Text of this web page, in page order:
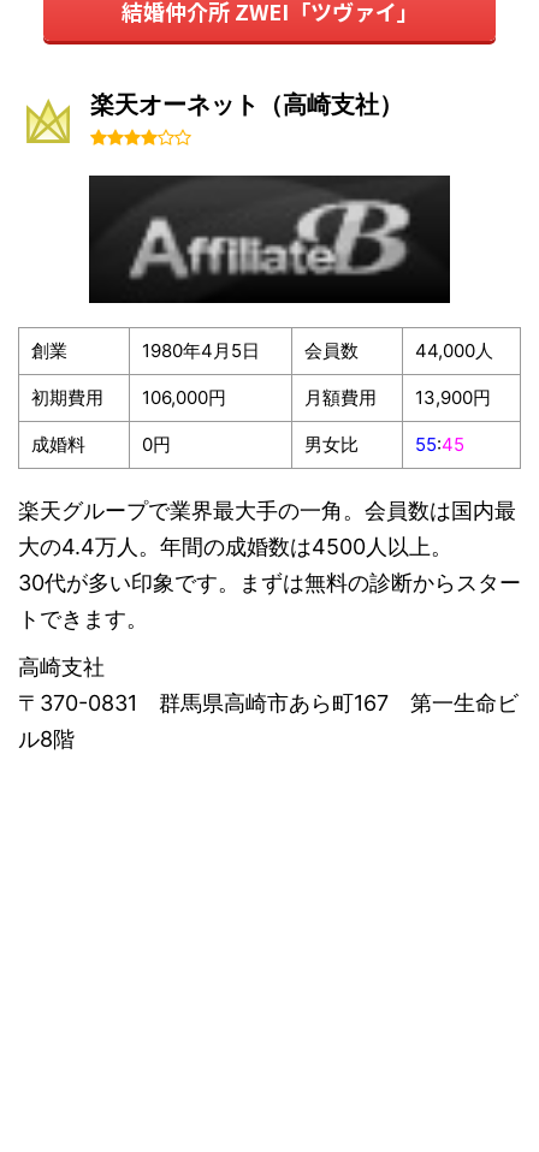
結婚仲介所 ZWEI「ツヴァイ」
楽天オーネット（高崎支社）
創業 1980年4月5日 会員数 44,000人
初期費用 106,000円 月額費用 13,900円
成婚料 0円 男女比 55:45
楽天グループで業界最大手の一角。会員数は国内最
大の4.4万人。年間の成婚数は4500人以上。
30代が多い印象です。まずは無料の診断からスター
トできます。
高崎支社
〒370-0831 群馬県高崎市あら町167 第一生命ビ
ル8階